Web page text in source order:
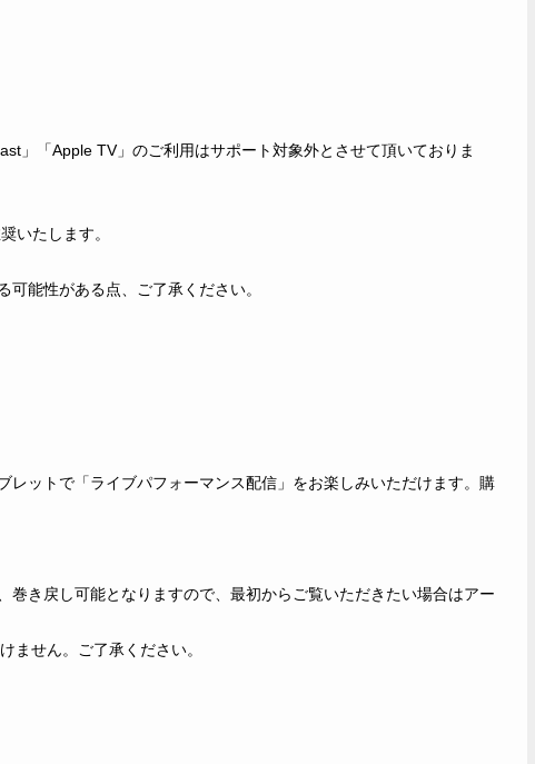
」「Apple TV」のご利用はサポート対象外とさせて頂いておりま
いたします。
能性がある点、ご了承ください。
ットで「ライブパフォーマンス配信」をお楽しみいただけます。購
き戻し可能となりますので、最初からご覧いただきたい場合はアー
せん。ご了承ください。